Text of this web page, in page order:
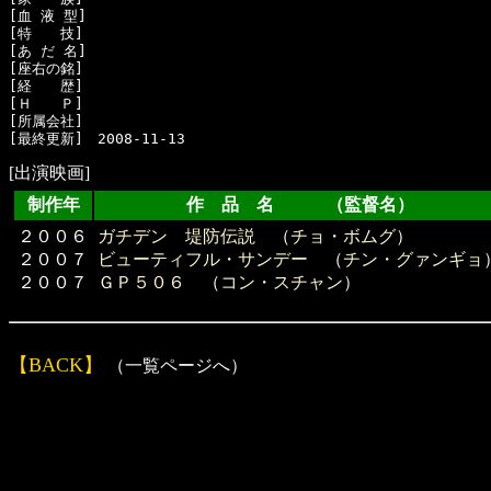
[血 液 型]
[特　　技]
[あ だ 名]
[座右の銘]
[経　　歴]
[Ｈ　　Ｐ]
[所属会社]
[出演映画]
制作年
作 品 名 （監督名）
２００６
２００７
２００７
ガチデン 堤防伝説 （チョ・ボムグ）
ビューティフル・サンデー （チン・グァンギョ
ＧＰ５０６
（ コン・スチャン）
【BACK】 （一覧ページへ）